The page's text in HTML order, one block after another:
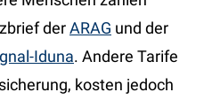
derARAG und der
Iduna. Andere Tarife
kosten jedoch